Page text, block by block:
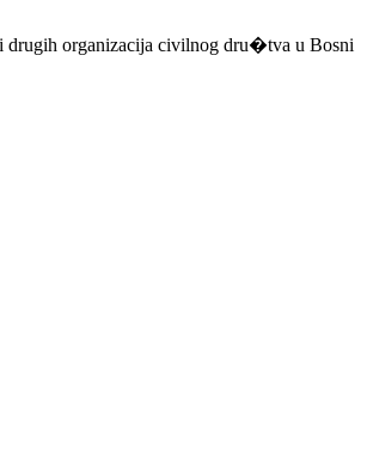
drugih organizacija civilnog dru�tva u Bosni